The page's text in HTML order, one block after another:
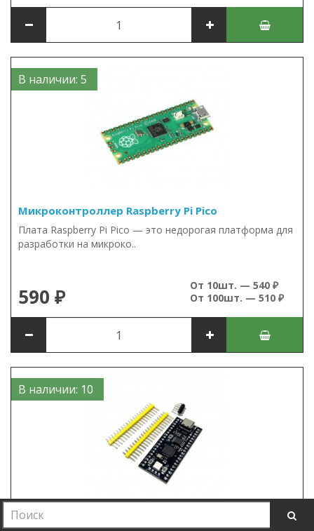
В наличии: 5
Микроконтроллер Raspberry Pi Pico
Плата Raspberry Pi Pico — это недорогая платформа для
разработки на микроко..
590 ₽
От 10шт. — 540 ₽
От 100шт. — 510 ₽
В наличии: 10
Микроконтроллер YD-RP2040 Raspberry Pi 16Мб